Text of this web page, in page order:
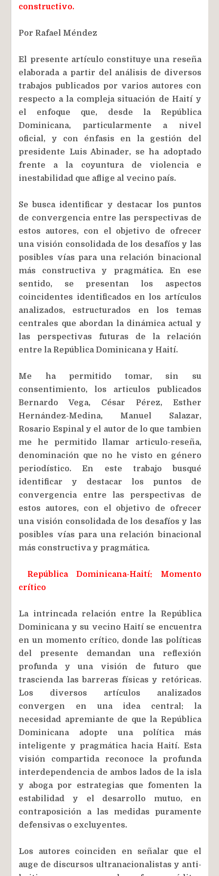
constructivo.
Por Rafael Méndez
El presente artículo constituye una reseña
elaborada a partir del análisis de diversos
trabajos publicados por varios autores con
respecto a la compleja situación de Haití y
el enfoque que, desde la República
Dominicana, particularmente a nivel
oficial, y con énfasis en la gestión del
presidente Luis Abinader, se ha adoptado
frente a la coyuntura de violencia e
inestabilidad que aflige al vecino país.
Se busca identificar y destacar los puntos
de convergencia entre las perspectivas de
estos autores, con el objetivo de ofrecer
una visión consolidada de los desafíos y las
posibles vías para una relación binacional
más constructiva y pragmática. En ese
sentido, se presentan los aspectos
coincidentes identificados en los artículos
analizados, estructurados en los temas
centrales que abordan la dinámica actual y
las perspectivas futuras de la relación
entre la República Dominicana y Haití.
Me ha permitido tomar, sin su
consentimiento, los articulos publicados
Bernardo Vega, César Pérez, Esther
Hernández-Medina, Manuel Salazar,
Rosario Espinal y el autor de lo que tambien
me he permitido llamar articulo-reseña,
denominación que no he visto en género
periodístico. En este trabajo busqué
identificar y destacar los puntos de
convergencia entre las perspectivas de
estos autores, con el objetivo de ofrecer
una visión consolidada de los desafíos y las
posibles vías para una relación binacional
más constructiva y pragmática.
República Dominicana-Haití: Momento
crítico
La intrincada relación entre la República
Dominicana y su vecino Haití se encuentra
en un momento crítico, donde las políticas
del presente demandan una reflexión
profunda y una visión de futuro que
trascienda las barreras físicas y retóricas.
Los diversos artículos analizados
convergen en una idea central: la
necesidad apremiante de que la República
Dominicana adopte una política más
inteligente y pragmática hacia Haití. Esta
visión compartida reconoce la profunda
interdependencia de ambos lados de la isla
y aboga por estrategias que fomenten la
estabilidad y el desarrollo mutuo, en
contraposición a las medidas puramente
defensivas o excluyentes.
Los autores coinciden en señalar que el
auge de discursos ultranacionalistas y anti-